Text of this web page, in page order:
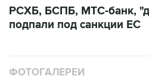
РСХБ, БСПБ, МТС-банк,
подпали под санкции ЕС
ФОТОГАЛЕРЕИ